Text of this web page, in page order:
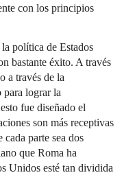
con los principios
política de Estados
bastante éxito. A través
a través de la
para lograr la
fue diseñado el
son más receptivas
parte sea dos
que Roma ha
Unidos esté tan dividida